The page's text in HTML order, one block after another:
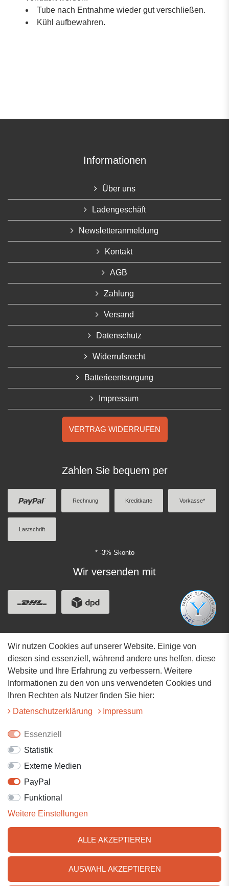
Tube nach Entnahme wieder gut verschließen.
Kühl aufbewahren.
Informationen
Über uns
Ladengeschäft
Newsletteranmeldung
Kontakt
AGB
Zahlung
Versand
Datenschutz
Widerrufsrecht
Batterieentsorgung
Impressum
VERTRAG WIDERRUFEN
Zahlen Sie bequem per
Rechnung Kreditkarte Vorkasse*
Lastschrift
* -3% Skonto
Wir versenden mit
Adresse
Hauptstrasse 34
73117 Wangen
07161-9566068
© 2025 Tiervitalshop | Webentwicklung & Webdesign
Wir nutzen Cookies auf unserer Website. Einige von
diesen sind essenziell, während andere uns helfen, diese
Website und Ihre Erfahrung zu verbessern. Weitere
Informationen zu den von uns verwendeten Cookies und
Ihren Rechten als Nutzer finden Sie hier:
Daten­schutz­erklärung
Impressum
Essenziell
Statistik
Externe Medien
PayPal
Funktional
Weitere Einstellungen
ALLE AKZEPTIEREN
AUSWAHL AKZEPTIEREN